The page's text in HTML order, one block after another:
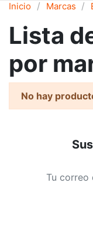
Inicio Marcas
Lista
por
No hay